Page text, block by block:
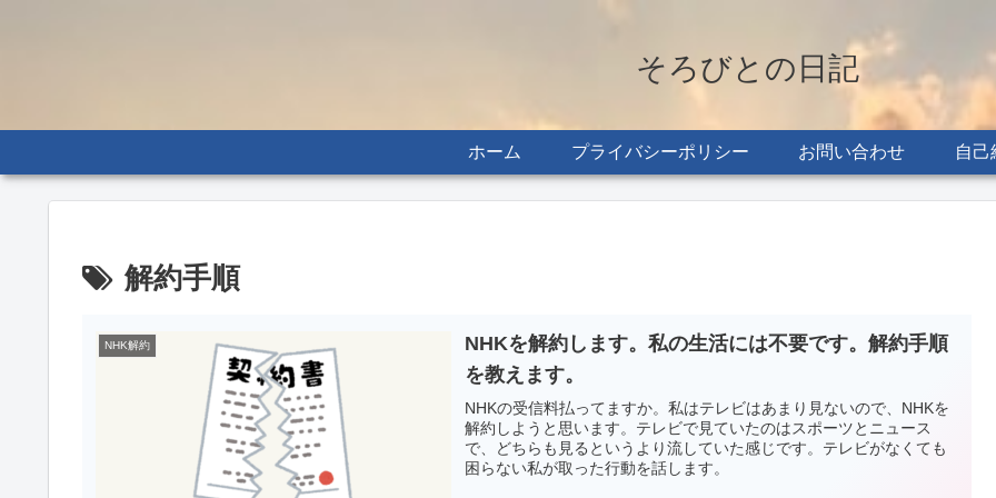
そろびとの日記
ホーム プライバシーポリシー お問い合わせ 自己
解約手順
NHK解約
NHKを解約します。私の生活には不要です。解約手順
を教えます。
NHKの受信料払ってますか。私はテレビはあまり見ないので、NHKを
解約しようと思います。テレビで見ていたのはスポーツとニュース
で、どちらも見るというより流していた感じです。テレビがなくても
困らない私が取った行動を話します。